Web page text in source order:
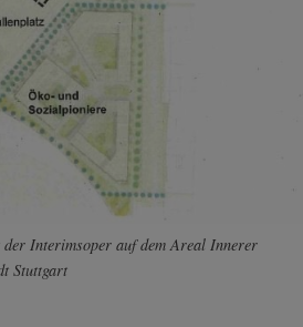
Interimsoper auf dem Areal Innerer
Stuttgart